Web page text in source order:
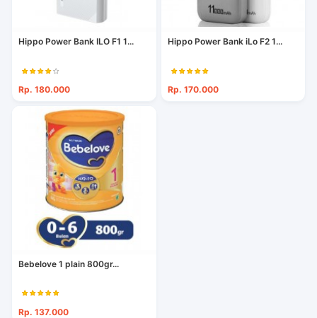
Hippo Power Bank ILO F1 1...
Rp. 180.000
Hippo Power Bank iLo F2 1...
Rp. 170.000
Bebelove 1 plain 800gr...
Rp. 137.000